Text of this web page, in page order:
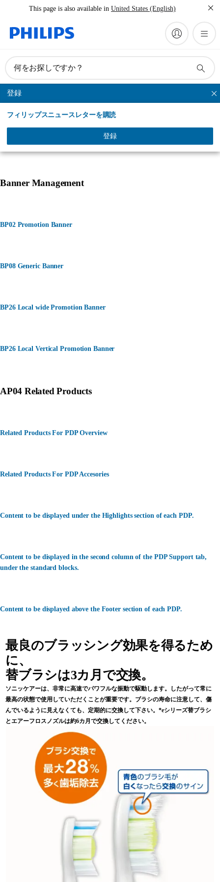
This page is also available in United States (English)
何をお探しですか？
登録
フィリップスニュースレターを購読
登録
電動歯ブラシ
製品一覧 選ばれる理由 使い方 オーラルケアと健康
Banner Management
BP02 Promotion Banner
BP08 Generic Banner
BP26 Local wide Promotion Banner
BP26 Local Vertical Promotion Banner
AP04 Related Products
Related Products For PDP Overview
Related Products For PDP Accesories
Content to be displayed under the Highlights section of each PDP.
Content to be displayed in the second column of the PDP Support tab,
under the standard blocks.
Content to be displayed above the Footer section of each PDP.
最良のブラッシング効果を得るため
に、
替ブラシは3カ月で交換。
ソニッケアーは、非常に高速でパワフルな振動で駆動します。したがって常に
最高の状態で使用していただくことが重要です。ブラシの寿命に注意して、傷
んでいるように見えなくても、定期的に交換して下さい。*eシリーズ替ブラシ
とエアーフロスノズルは約6カ月で交換してください。